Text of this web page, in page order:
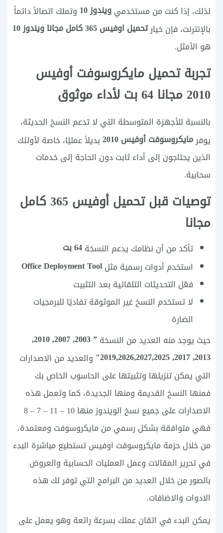
لذلك، إذا كنت من مستخدميويندوز 10
وتملك اتصالاً دائماً
بالإنترنت، فإن خيارتحميل اوفيس 365 كامل مجانا ويندوز 10
هو الأمثل.
تجربة تحميل مايكروسوفت أوفيس
2010 مجانا 64 بت لأداء موثوق
بالنسبة للأجهزة المتوسطة التي لا تدعم النسخ الحديثة،
يوفرمايكروسوفت أوفيس 2010
بديلاً عمليًا، خاصة لأولئك
الذين يحتاجون إلى أداء ثابت دون الحاجة إلى خدمات
سحابية.
توصيات قبل تحميل أوفيس 365 كامل
مجانا
تأكد من أن نظامك يدعم النسخة64 بت
استخدم أدوات رسمية مثلOffice Deployment Tool
فعّل التحديثات التلقائية بعد التثبيت
لا تستخدم النسخ غير الموثوقة تفاديًا للبرمجيات
الضارة
حيث يوجد منه العديد من النسخة
” 2003, 2007, 2010,
2013, 2017, 2019,2026,2027,2025″
والعديد من الاصدارات
التي يمكن تنزيلها وتثبيتها على الحاسوب الخاص بك
فمنها النسخ القديمة ومنها الجديدة، كما وتعمل هذه
الاصدارات على جميع نسخ الويندوز منها 10 – 11 – 7 – 8
فهي متوافقة بشكل رسمي من مايكروسوفت ومعتمدة،
من خلال حزمة مايكروسوفت اوفيس تستطيع مباشرة البدء
في تحرير المقالات وعمل العمليات الحسابية والعروض
بالصور من خلال العديد من البرامج التي توفر لك هذه
الادوات والاضافات.
يمكن البدء في اتقان عملك بسرعة رائعة وهو يعمل على